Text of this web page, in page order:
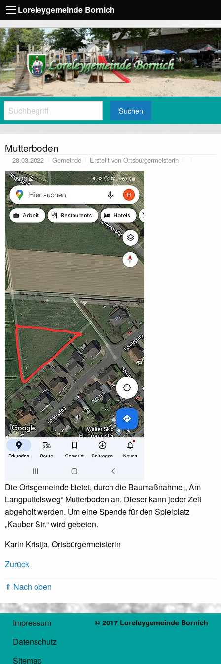
Loreleygemeinde Bornich
Suchen
Mutterboden
28.03.2022 Gemeinde Erstellt von Ortsbürgermeisterin
Die Ortsgemeinde bietet, durch die Baumaßnahme „ Am
Langputtelsweg“ Mutterboden an. Dieser kann jeder Zeit
abgeholt werden. Um eine Spende für den Spielplatz
„Kauber Str.“ wird gebeten.
Karin Kristja, Ortsbürgermeisterin
Zurück
⇑ Nach oben
Impressum
Datenschutz
Sitemap
© 2017 Loreleygemeinde Bornich